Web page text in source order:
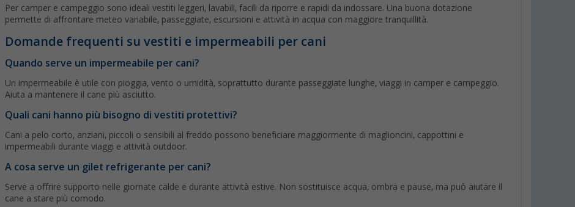
Per camper e campeggio sono ideali vestiti leggeri, lavabili, facili da riporre e rapidi da indossare. Una buona dotazione
permette di affrontare meteo variabile, passeggiate, escursioni e attività in acqua con maggiore tranquillità.
Domande frequenti su vestiti e impermeabili per cani
Quando serve un impermeabile per cani?
Un impermeabile è utile con pioggia, vento o umidità, soprattutto durante passeggiate lunghe, viaggi in camper e campeggio.
Aiuta a mantenere il cane più asciutto.
Quali cani hanno più bisogno di vestiti protettivi?
Cani a pelo corto, anziani, piccoli o sensibili al freddo possono beneficiare maggiormente di maglioncini, cappottini e
impermeabili durante viaggi e attività outdoor.
A cosa serve un gilet refrigerante per cani?
Serve a offrire supporto nelle giornate calde e durante attività estive. Non sostituisce acqua, ombra e pause, ma può aiutare il
cane a stare più comodo.